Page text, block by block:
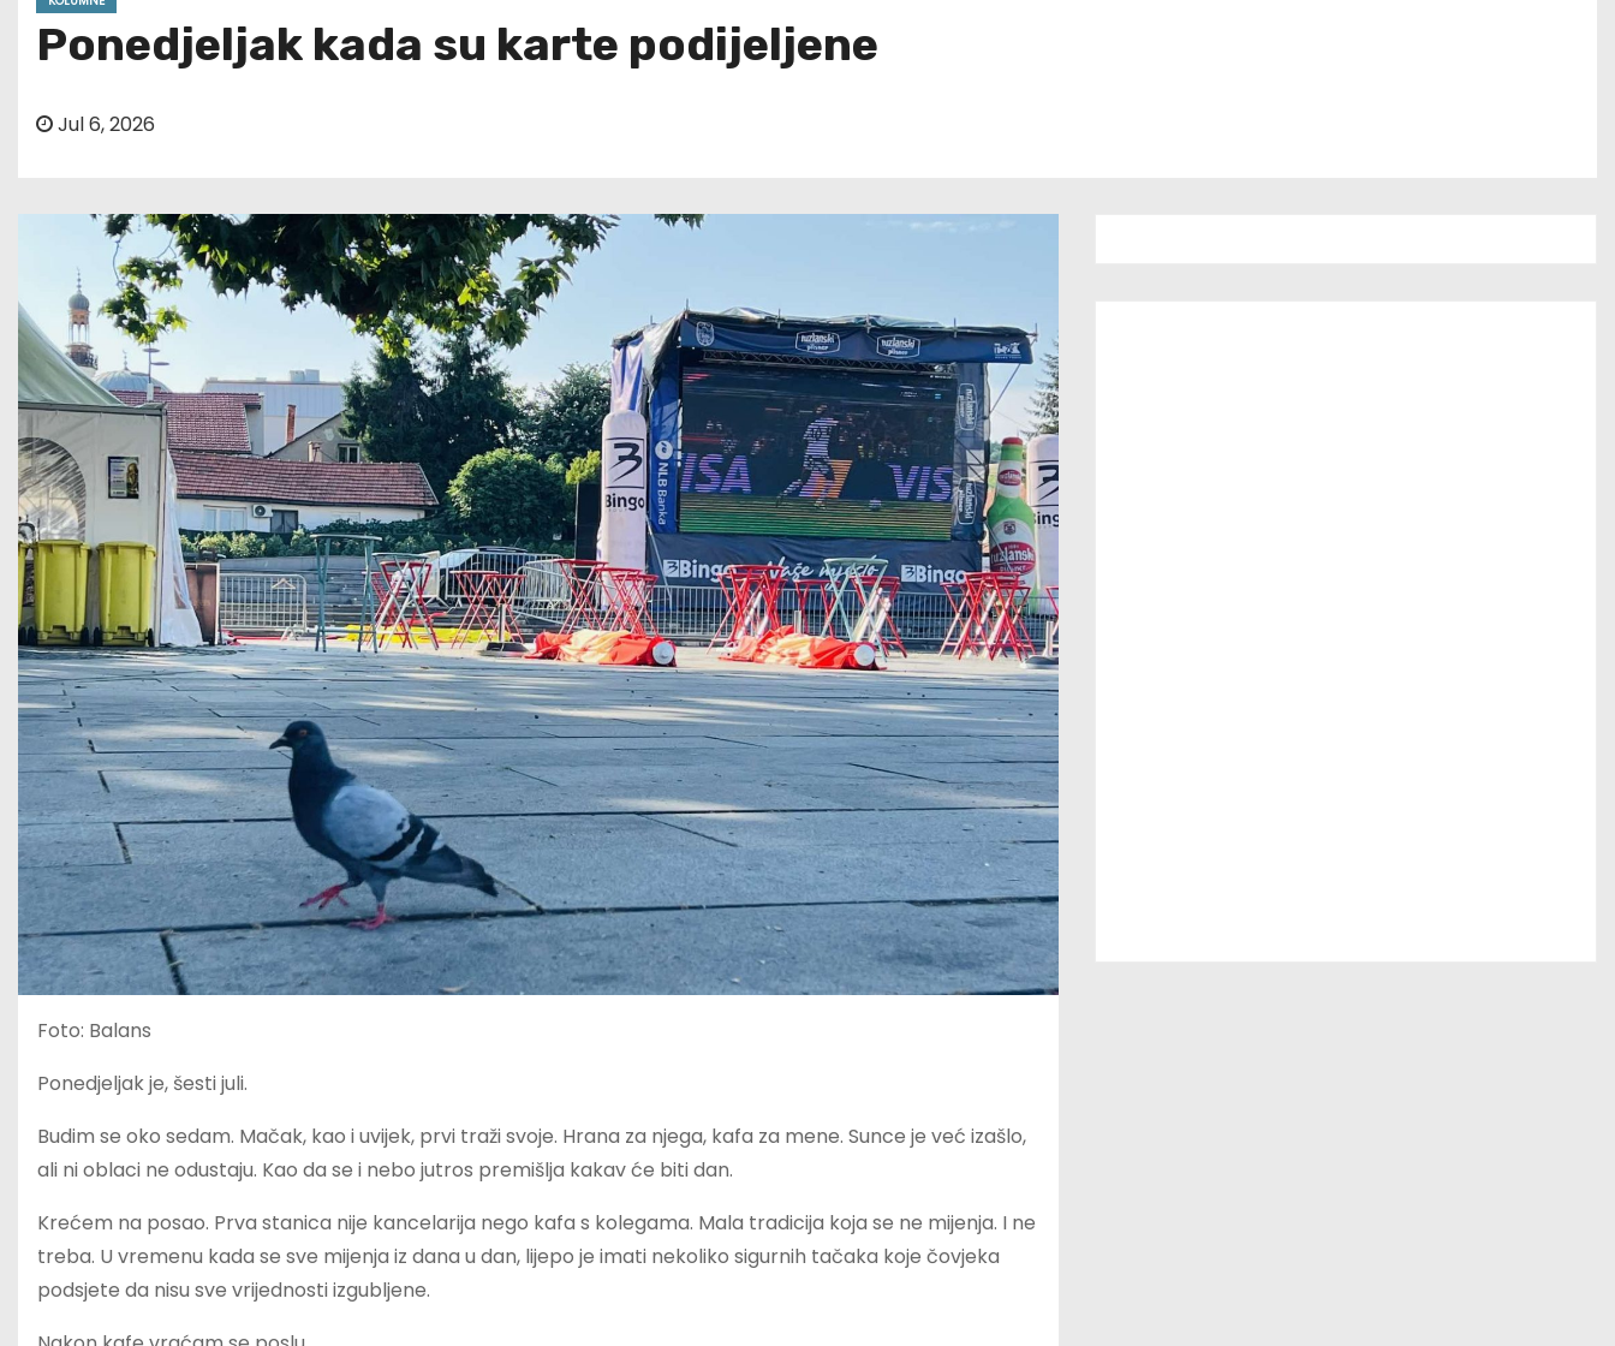
Ponedjeljak kada su karte podijeljene
Jul 6, 2026
Foto: Balans
Ponedjeljak je, šesti juli.
Budim se oko sedam. Mačak, kao i uvijek, prvi traži svoje. Hrana za njega, kafa za mene. Sunce je već izašlo,
ali ni oblaci ne odustaju. Kao da se i nebo jutros premišlja kakav će biti dan.
Krećem na posao. Prva stanica nije kancelarija nego kafa s kolegama. Mala tradicija koja se ne mijenja. I ne
treba. U vremenu kada se sve mijenja iz dana u dan, lijepo je imati nekoliko sigurnih tačaka koje čovjeka
podsjete da nisu sve vrijednosti izgubljene.